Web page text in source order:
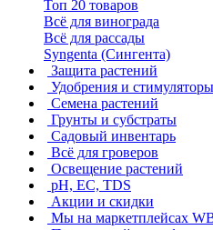
Топ 20 товаров
Всё для винограда
Всё для рассады
Syngenta (Сингента)
Защита растений
Удобрения и стимуляторы
Семена растений
Грунты и субстраты
Садовый инвентарь
Всё для гроверов
Освещение растений
pH, EC, TDS
Акции и скидки
Мы на маркетплейсах